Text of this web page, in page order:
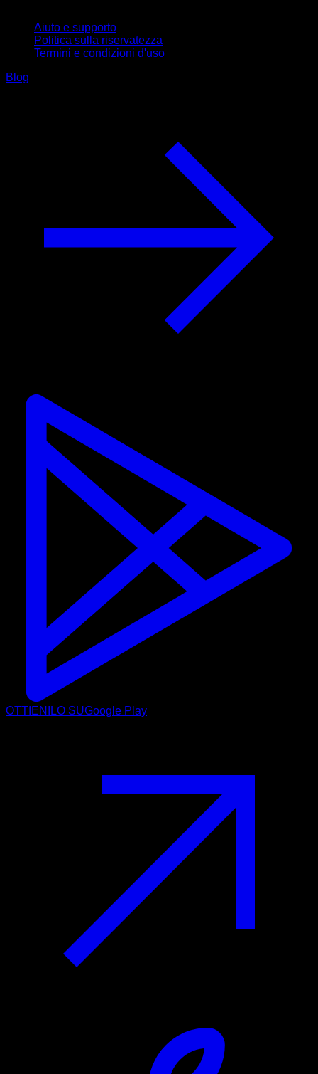
Aiuto e supporto
Politica sulla riservatezza
Termini e condizioni d'uso
Blog
OTTIENILO SUGoogle Play